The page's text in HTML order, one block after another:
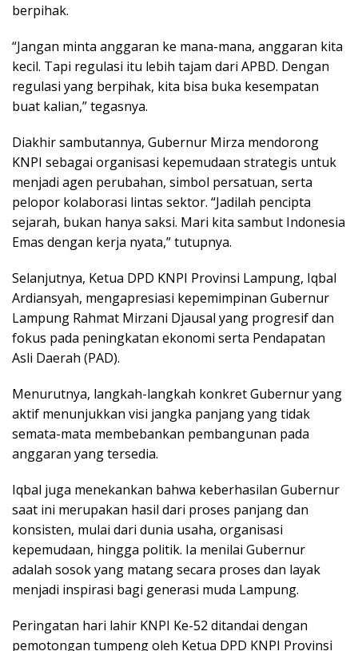
berpihak.
“Jangan minta anggaran ke mana-mana, anggaran kita
kecil. Tapi regulasi itu lebih tajam dari APBD. Dengan
regulasi yang berpihak, kita bisa buka kesempatan
buat kalian,” tegasnya.
Diakhir sambutannya, Gubernur Mirza mendorong
KNPI sebagai organisasi kepemudaan strategis untuk
menjadi agen perubahan, simbol persatuan, serta
pelopor kolaborasi lintas sektor. “Jadilah pencipta
sejarah, bukan hanya saksi. Mari kita sambut Indonesia
Emas dengan kerja nyata,” tutupnya.
Selanjutnya, Ketua DPD KNPI Provinsi Lampung, Iqbal
Ardiansyah, mengapresiasi kepemimpinan Gubernur
Lampung Rahmat Mirzani Djausal yang progresif dan
fokus pada peningkatan ekonomi serta Pendapatan
Asli Daerah (PAD).
Menurutnya, langkah-langkah konkret Gubernur yang
aktif menunjukkan visi jangka panjang yang tidak
semata-mata membebankan pembangunan pada
anggaran yang tersedia.
Iqbal juga menekankan bahwa keberhasilan Gubernur
saat ini merupakan hasil dari proses panjang dan
konsisten, mulai dari dunia usaha, organisasi
kepemudaan, hingga politik. Ia menilai Gubernur
adalah sosok yang matang secara proses dan layak
menjadi inspirasi bagi generasi muda Lampung.
Peringatan hari lahir KNPI Ke-52 ditandai dengan
pemotongan tumpeng oleh Ketua DPD KNPI Provinsi